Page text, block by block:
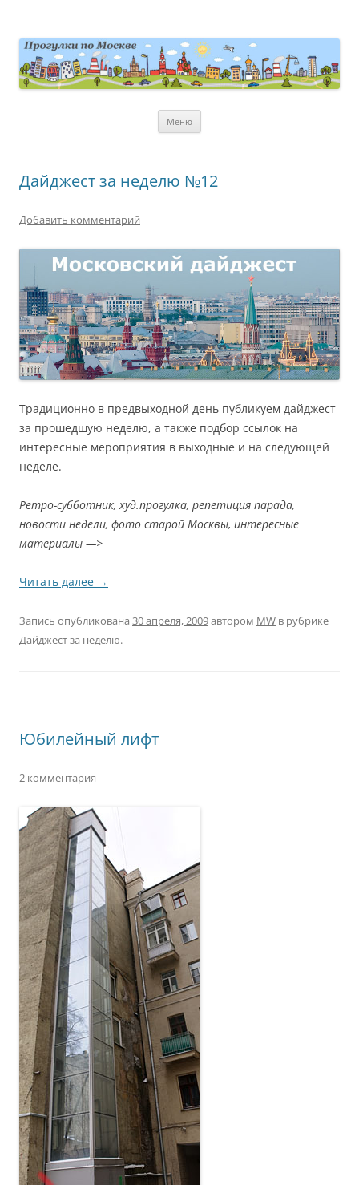
Меню
Дайджест за неделю №12
Добавить комментарий
Традиционно в предвыходной день публикуем дайджест
за прошедшую неделю, а также подбор ссылок на
интересные мероприятия в выходные и на следующей
неделе.
Ретро-субботник, худ.прогулка, репетиция парада,
новости недели, фото старой Москвы, интересные
материалы —>
Читать далее →
Запись опубликована 30 апреля, 2009автором MW в рубрике
Дайджест за неделю.
Юбилейный лифт
2 комментария